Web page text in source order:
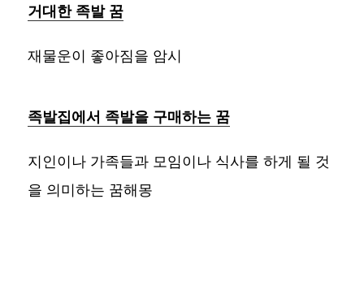
거대한 족발 꿈
재물운이 좋아짐을 암시
족발집에서 족발을 구매하는 꿈
지인이나 가족들과 모임이나 식사를 하게 될 것
을 의미하는 꿈해몽